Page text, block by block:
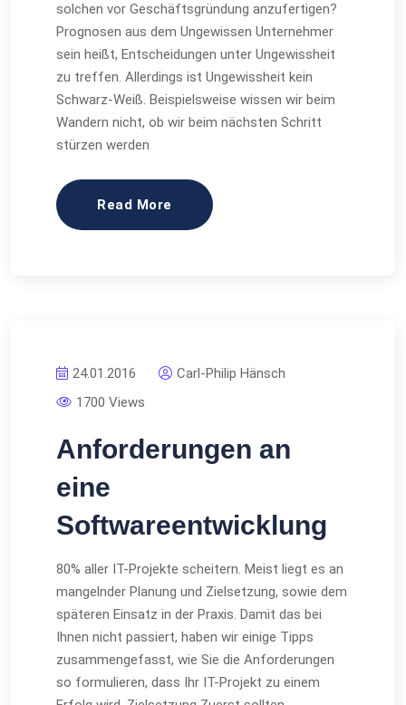
solchen vor Geschäftsgründung anzufertigen?
Prognosen aus dem Ungewissen Unternehmer
sein heißt, Entscheidungen unter Ungewissheit
zu treffen. Allerdings ist Ungewissheit kein
Schwarz-Weiß. Beispielsweise wissen wir beim
Wandern nicht, ob wir beim nächsten Schritt
stürzen werden
Read More
24.01.2016
Carl-Philip Hänsch
1700 Views
Anforderungen an
eine
Softwareentwicklung
80% aller IT-Projekte scheitern. Meist liegt es an
mangelnder Planung und Zielsetzung, sowie dem
späteren Einsatz in der Praxis. Damit das bei
Ihnen nicht passiert, haben wir einige Tipps
zusammengefasst, wie Sie die Anforderungen
so formulieren, dass Ihr IT-Projekt zu einem